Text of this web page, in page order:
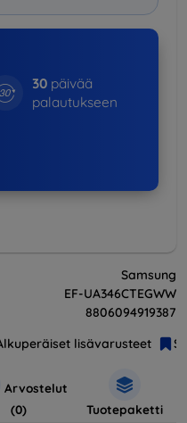
30 päivää
palautukseen
Samsung
EF-UA346CTEGWW
8806094919387
lisävarusteet
Arvostelut
(0)
Tuotepaketti